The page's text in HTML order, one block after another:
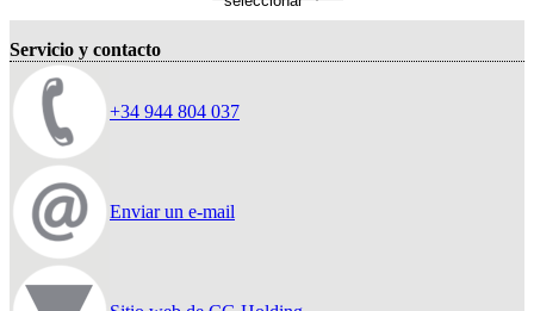
Servicio y contacto
+34 944 804 037
Enviar un e-mail